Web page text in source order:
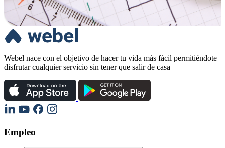
Webel nace con el objetivo de hacer tu vida más fácil permitiéndote
disfrutar cualquier servicio sin tener que salir de casa
Empleo